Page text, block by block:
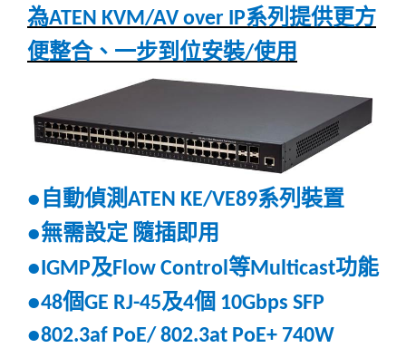
為ATEN KVM/AV over IP系列提供更方
便整合、一步到位安裝/使用
● 自動偵測 ATEN KE/VE89系列裝置
●無需設定 隨插即用
●IGMP及 Flow Control 等Multicast功能
●48個GE RJ-45及4個 10Gbps SFP
●802.3af PoE/ 802.3at PoE+ 740W